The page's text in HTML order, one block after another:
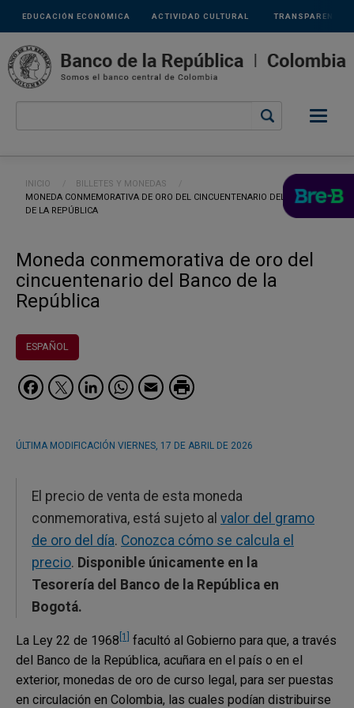
Pasar al contenido principal
Links
secundarios
ACTIVIDAD CULTURAL
EDUCACIÓN ECONÓMICA TRANSPARENCIA
Ruta de navegación
INICIO
BILLETES Y MONEDAS
CURRENT:
MONEDA CONMEMORATIVA DE ORO DEL CINCUENTENARIO DEL BANCO
DE LA REPÚBLICA
Moneda conmemorativa de oro del
cincuentenario del Banco de la
República
ESPAÑOL
Facebook
Twitter
LinkedIn
WhatsApp
Email
ÚLTIMA MODIFICACIÓN VIERNES, 17 DE ABRIL DE 2026
El precio de venta de esta moneda
conmemorativa, está sujeto al valor del gramo
de oro del día. Conozca cómo se calcula el
precio. Disponible únicamente en la
Tesorería del Banco de la República en
Bogotá.
La Ley 22 de 1968 [1]
facultó al Gobierno para que, a través
del Banco de la República, acuñara en el país o en el
exterior, monedas de oro de curso legal, para ser puestas
en circulación en Colombia, las cuales podían distribuirse